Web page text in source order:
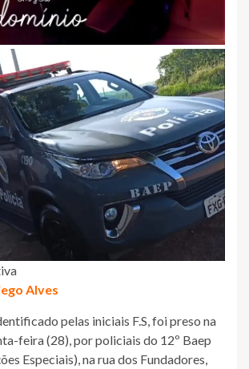
Alves
pelas iniciais F.S, foi preso na
feira (28), por policiais do 12º Baep
Especiais), na rua dos Fundadores,